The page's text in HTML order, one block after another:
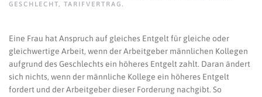
GESCHLECHT, TARIFVERTRAG .
Eine Frau hat Anspruch auf gleiches Entgelt für gleiche oder
gleichwertige Arbeit, wenn der Arbeitgeber männlichen Kollegen
aufgrund des Geschlechts ein höheres Entgelt zahlt. Daran ändert
sich nichts, wenn der männliche Kollege ein höheres Entgelt
fordert und der Arbeitgeber dieser Forderung nachgibt. So